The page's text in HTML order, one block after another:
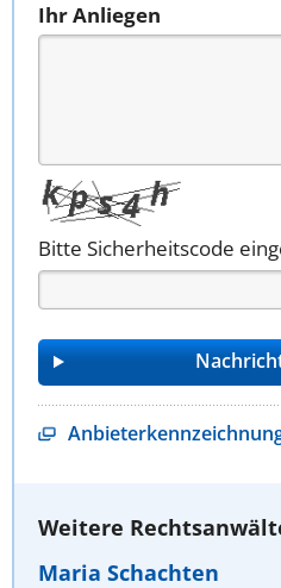
Ihr Anliegen
Bitte Sicherheitscode
Weitere
Maria Schachten